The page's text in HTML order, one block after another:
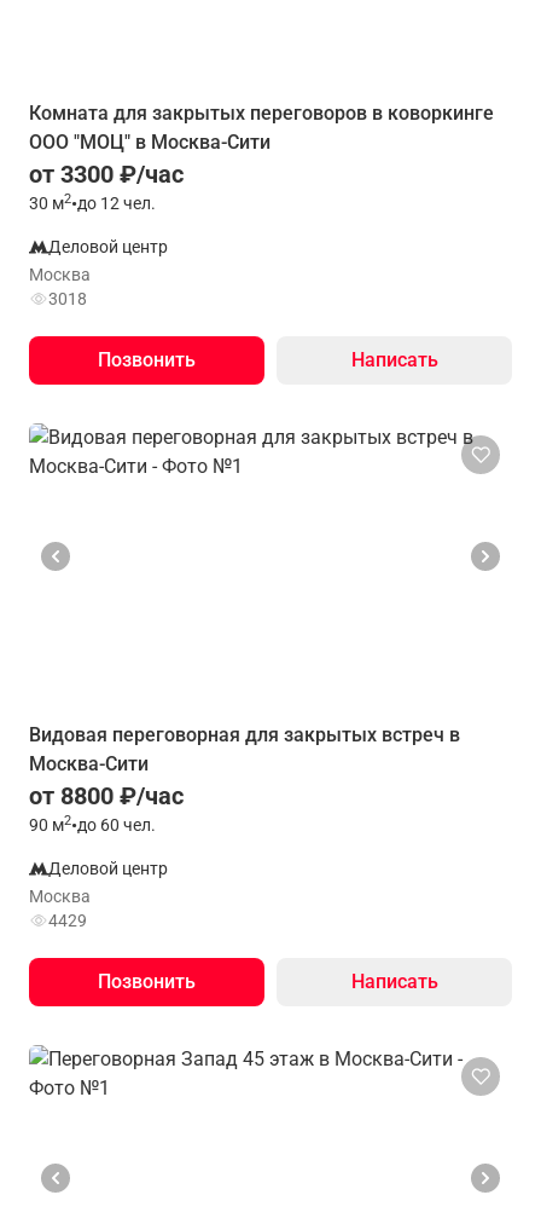
Комната для закрытых переговоров в коворкинге
ООО "МОЦ" в Москва-Сити
от 3300 ₽/час
30 м2•до 12 чел.
Деловой центр
Москва
3018
Позвонить Написать
Видовая переговорная для закрытых встреч в
Москва-Сити
от 8800 ₽/час
90 м2•до 60 чел.
Деловой центр
Москва
4429
Позвонить Написать